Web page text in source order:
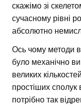
скажімо зі
сучасному рівні
абсолютно
Ось чому методи
було механічно
великих
простіших
потрібно так